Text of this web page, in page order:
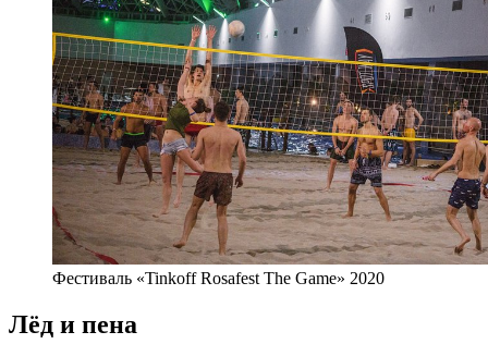
Фестиваль «Tinkoff Rosafest The Game» 2020
Лёд и пена